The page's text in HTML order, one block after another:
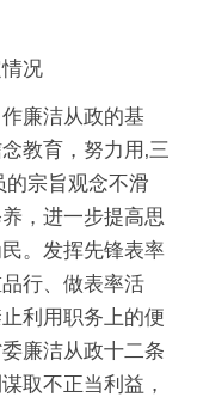
况
廉洁从政的基
教育，努力用‚三
的宗旨观念不滑
，进一步提高思
。发挥先锋表率
行、做表率活
利用职务上的便
廉洁从政十二条
取不正当利益，